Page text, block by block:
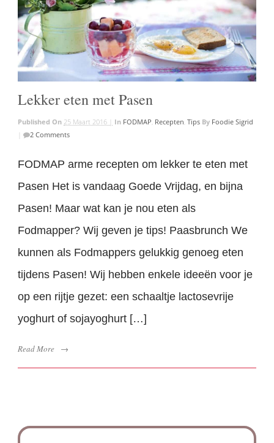
Lekker eten met Pasen
Published On 25 Maart 2016 | In FODMAP Recepten ,Tips By Foodie Sigrid
2 Comments
FODMAP arme recepten om lekker te eten met
Pasen Het is vandaag Goede Vrijdag, en bijna
Pasen! Maar wat kan je nou eten als
Fodmapper? Wij geven je tips! Paasbrunch We
kunnen als Fodmappers gelukkig genoeg eten
tijdens Pasen! Wij hebben enkele ideeën voor je
op een rijtje gezet: een schaaltje lactosevrije
yoghurt of sojayoghurt […]
Read More →